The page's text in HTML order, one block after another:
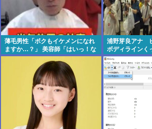
薄毛男性「ボクもイケメンになれ
ますか…？」 美容師「はいっ！な
れますよ 」
浦野芽良アナ
ボディラインく